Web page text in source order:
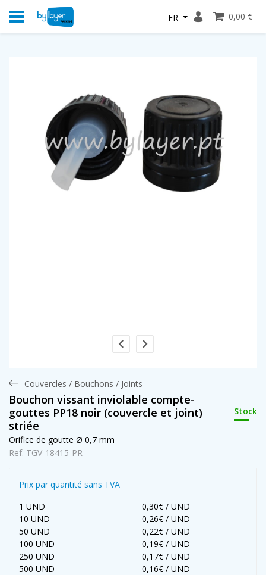
FR 0,00 €
Couvercles / Bouchons / Joints
Bouchon vissant inviolable compte-
gouttes PP18 noir (couvercle et joint)
striée
Stock
Orifice de goutte Ø 0,7 mm
Ref. TGV-18415-PR
Prix par quantité sans TVA
1 UND
0,30€ / UND
10 UND
0,26€ / UND
50 UND
0,22€ / UND
100 UND
0,19€ / UND
250 UND
0,17€ / UND
500 UND
0,16€ / UND